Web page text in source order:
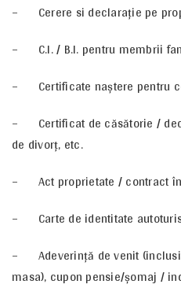
– Cerere si declarație pe
– C.I. / B.I. pentru membrii
– Certificate naștere pentru
– Certificat de căsătorie /
de divorț, etc.
– Act proprietate / contract
– Carte de identitate
– Adeverință de venit
masa), cupon pensie/șomaj /